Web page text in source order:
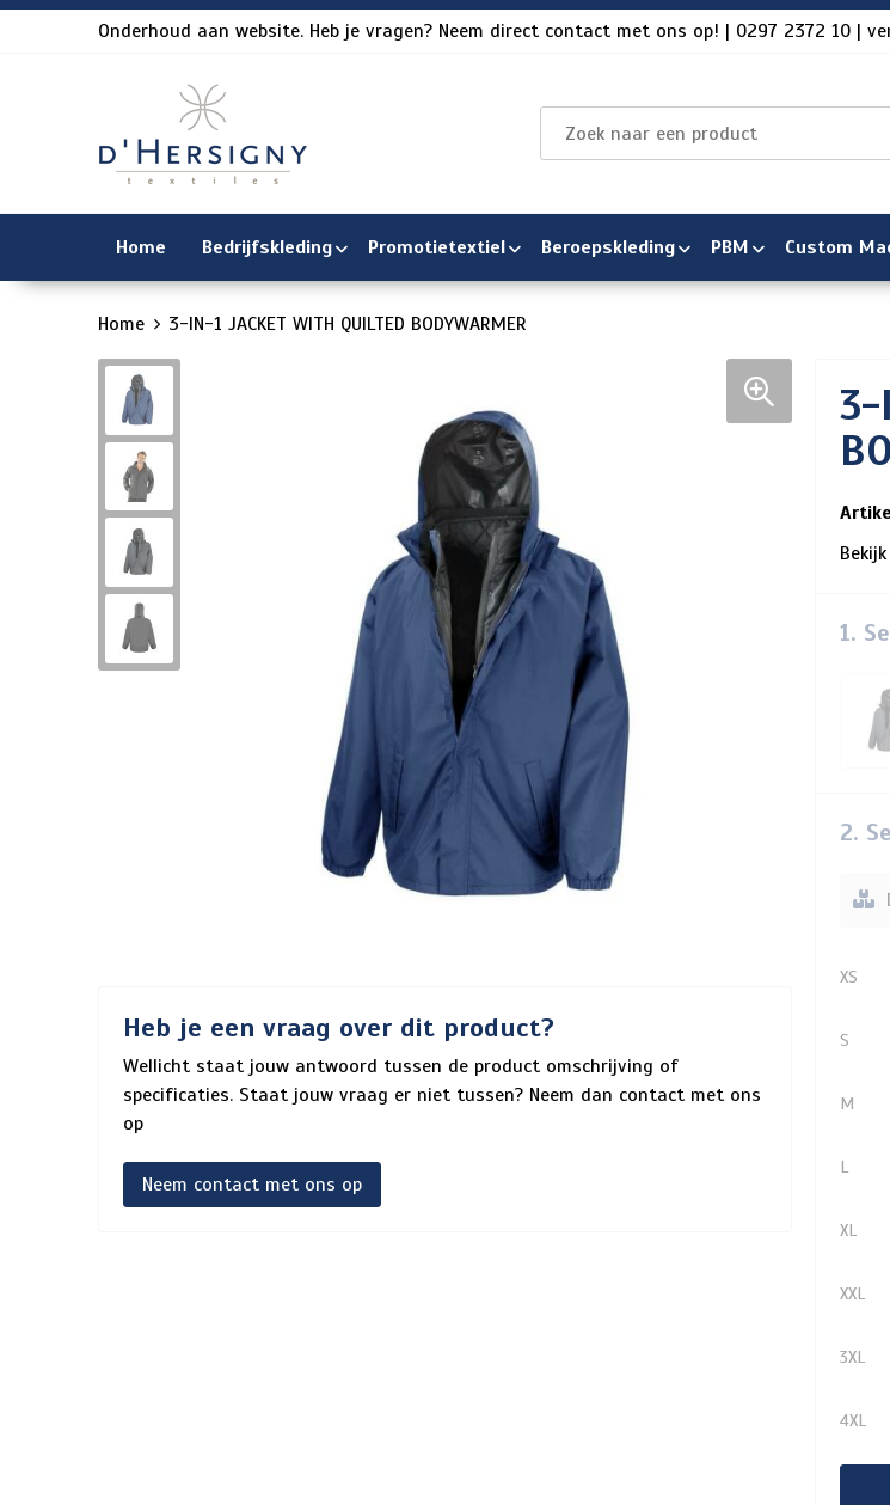
Onderhoud aan website. Heb je vragen? Neem direct contact met ons op! | 0297 2372 10 |
Home Bedrijfskleding Promotietextiel Beroepskleding PBM Custom
Home 3-IN-1 JACKET WITH QUILTED BODYWARMER
Heb je een vraag over dit product?
Wellicht staat jouw antwoord tussen de product omschrijving of
specificaties. Staat jouw vraag er niet tussen? Neem dan contact met ons
op
Neem contact met ons op
3-
1.
2.
XS
S
M
L
XL
XXL
3XL
4XL